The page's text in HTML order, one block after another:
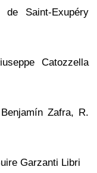
de Saint-Exupéry
Catozzella
Zafra, R.
Garzanti Libri